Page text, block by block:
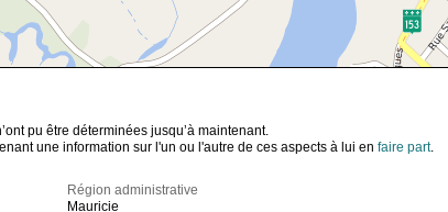
pu être déterminées jusqu’à maintenant.
une information sur l'un ou l'autre de ces aspects à lui en faire part.
Région administrative
Mauricie